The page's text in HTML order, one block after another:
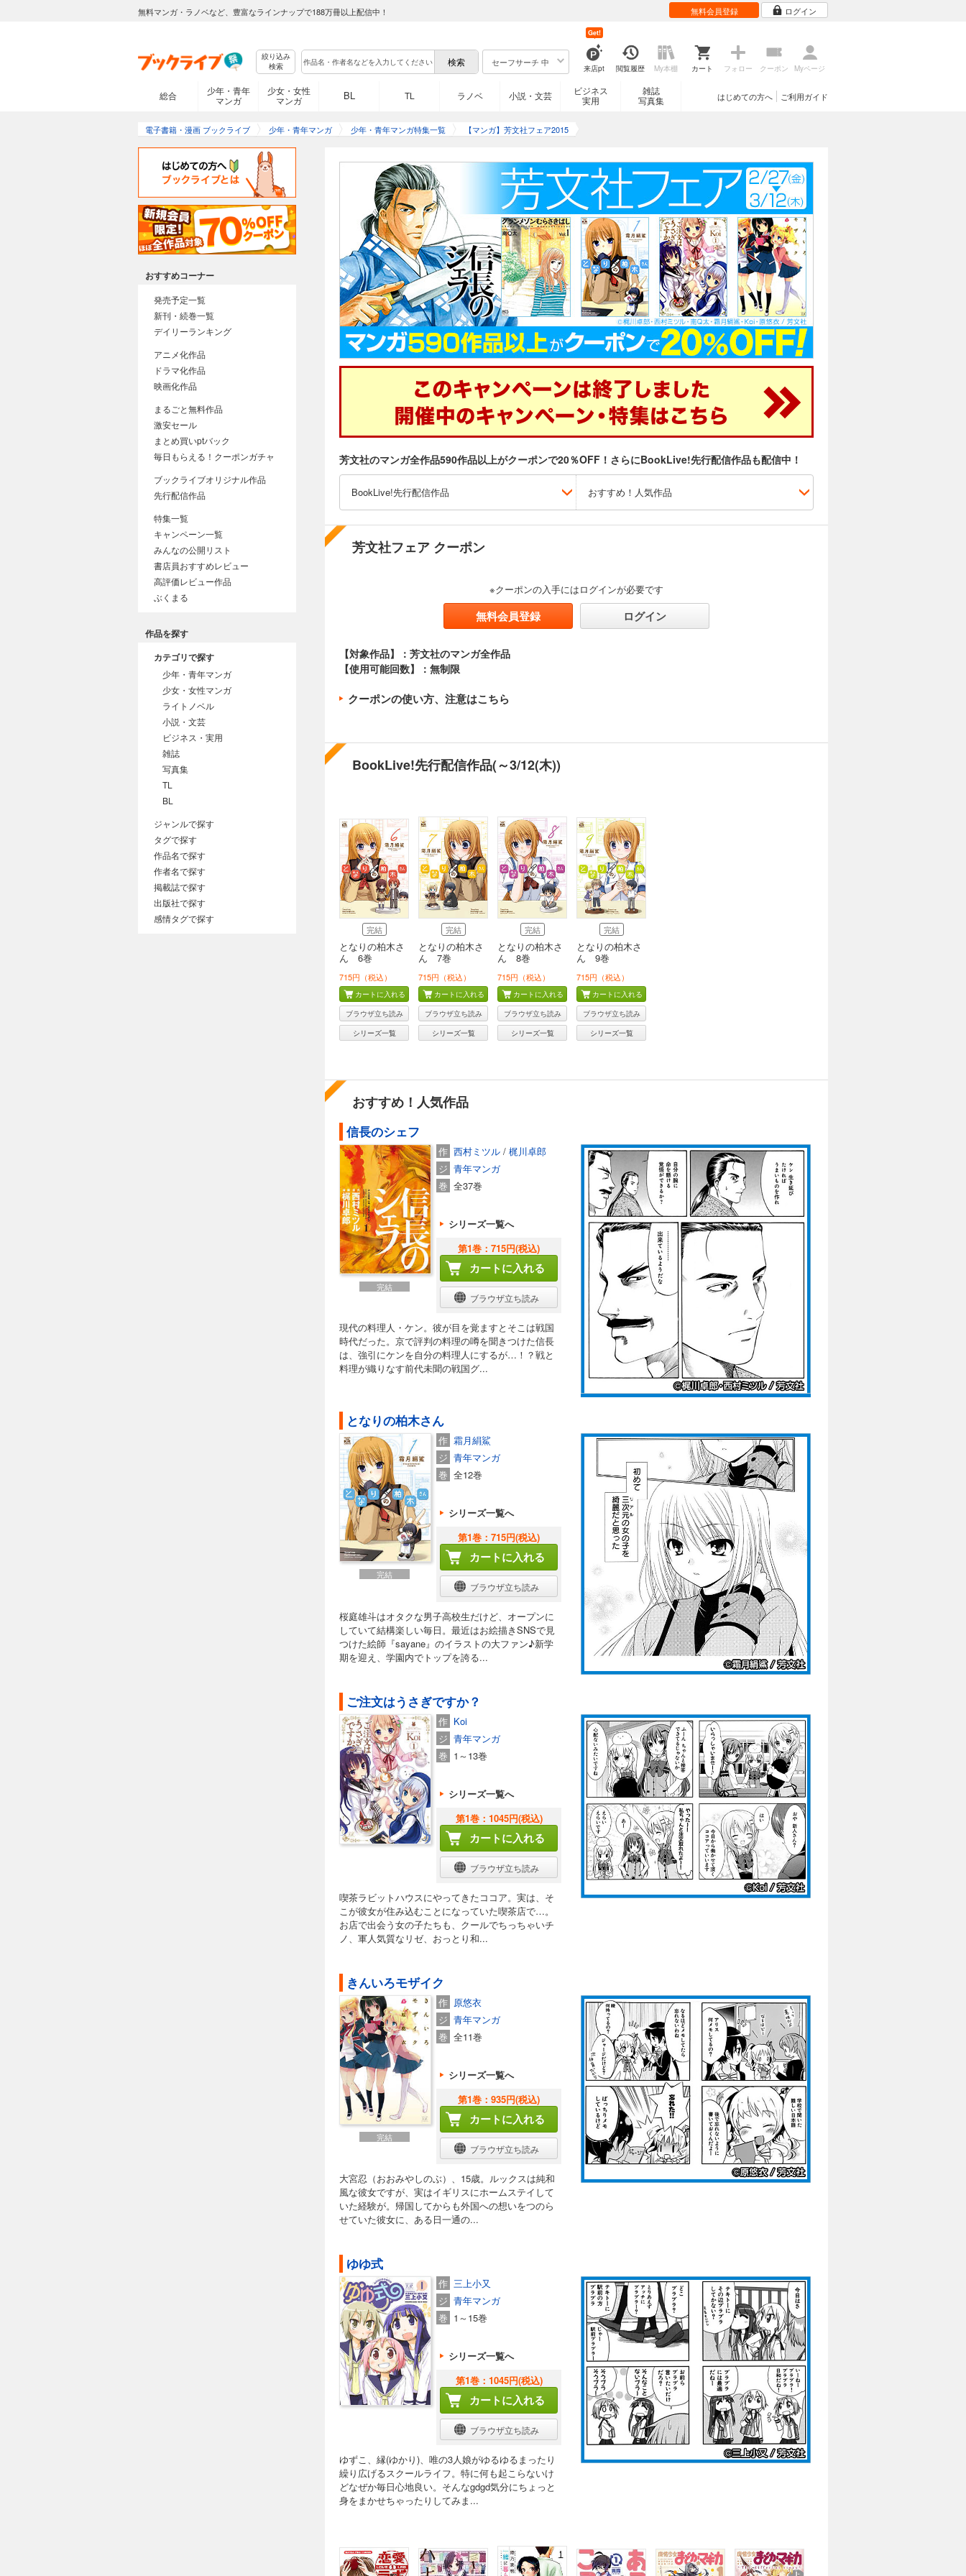
無料マンガ・ラノベなど、豊富なラインナップで188万冊以上配信中！ 無料会員登録 ログイン
絞り込み
検索
セーフサーチ 中
来店pt
Get!
閲覧履歴 My本棚 カート フォロー クーポン Myページ
総合
少年・青年
マンガ
少女・女性
マンガ
BL TL ラノベ 小説・文芸
ビジネス
実用
雑誌
写真集
ご利用ガイド
はじめての方へ
電子書籍・漫画 ブックライブ 少年・青年マンガ 少年・青年マンガ特集一覧 【マンガ】芳文社フェア2015
おすすめコーナー
発売予定一覧
新刊・続巻一覧
デイリーランキング
アニメ化作品
ドラマ化作品
映画化作品
まるごと無料作品
激安セール
まとめ買いptバック
毎日もらえる！クーポンガチャ
ブックライブオリジナル作品
先行配信作品
特集一覧
キャンペーン一覧
みんなの公開リスト
書店員おすすめレビュー
高評価レビュー作品
ぶくまる
作品を探す
カテゴリで探す
少年・青年マンガ
少女・女性マンガ
ライトノベル
小説・文芸
ビジネス・実用
雑誌
写真集
TL
BL
ジャンルで探す
タグで探す
作品名で探す
作者名で探す
掲載誌で探す
出版社で探す
感情タグで探す
芳文社のマンガ全作品590作品以上がクーポンで20％OFF！さらにBookLive!先行配信作品も配信中！
BookLive!先行配信作品 おすすめ！人気作品
芳文社フェア クーポン
※クーポンの入手にはログインが必要です
無料会員登録 ログイン
【対象作品】：芳文社のマンガ全作品
【使用可能回数】：無制限
クーポンの使い方、注意はこちら
BookLive!先行配信作品(～3/12(木))
完結
となりの柏木さ
ん 6巻
715円 （税込）
カートに入れる
ブラウザ立ち読み
シリーズ一覧
完結
となりの柏木さ
ん 7巻
715円 （税込）
カートに入れる
ブラウザ立ち読み
シリーズ一覧
完結
となりの柏木さ
ん 8巻
715円 （税込）
カートに入れる
ブラウザ立ち読み
シリーズ一覧
完結
となりの柏木さ
ん 9巻
715円 （税込）
カートに入れる
ブラウザ立ち読み
シリーズ一覧
おすすめ！人気作品
信長のシェフ
完結
作 西村ミツル / 梶川卓郎
ジ 青年マンガ
巻 全37巻
シリーズ一覧へ
第1巻：715円(税込)
カートに入れる
ブラウザ立ち読み
現代の料理人・ケン。彼が目を覚ますとそこは戦国
時代だった。京で評判の料理の噂を聞きつけた信長
は、強引にケンを自分の料理人にするが…！？戦と
料理が織りなす前代未聞の戦国グ...
となりの柏木さん
完結
作 霜月絹鯊
ジ 青年マンガ
巻 全12巻
シリーズ一覧へ
第1巻：715円(税込)
カートに入れる
ブラウザ立ち読み
桜庭雄斗はオタクな男子高校生だけど、オープンに
していて結構楽しい毎日。最近はお絵描きSNSで見
つけた絵師『sayane』のイラストの大ファン♪新学
期を迎え、学園内でトップを誇る...
ご注文はうさぎですか？
作 Koi
ジ 青年マンガ
巻 1～13巻
シリーズ一覧へ
第1巻：1045円(税込)
カートに入れる
ブラウザ立ち読み
喫茶ラビットハウスにやってきたココア。実は、そ
こが彼女が住み込むことになっていた喫茶店で…。
お店で出会う女の子たちも、クールでちっちゃいチ
ノ、軍人気質なリゼ、おっとり和...
きんいろモザイク
完結
作 原悠衣
ジ 青年マンガ
巻 全11巻
シリーズ一覧へ
第1巻：935円(税込)
カートに入れる
ブラウザ立ち読み
大宮忍（おおみやしのぶ）、15歳。ルックスは純和
風な彼女ですが、実はイギリスにホームステイして
いた経験が。帰国してからも外国への想いをつのら
せていた彼女に、ある日一通の...
ゆゆ式
作 三上小又
ジ 青年マンガ
巻 1～15巻
シリーズ一覧へ
第1巻：1045円(税込)
カートに入れる
ブラウザ立ち読み
ゆずこ、縁(ゆかり)、唯の3人娘がゆるゆるまったり
繰り広げるスクールライフ。特に何も起こらないけ
どなぜか毎日心地良い。そんなgdgd気分にちょっと
身をまかせちゃったりしてみま...